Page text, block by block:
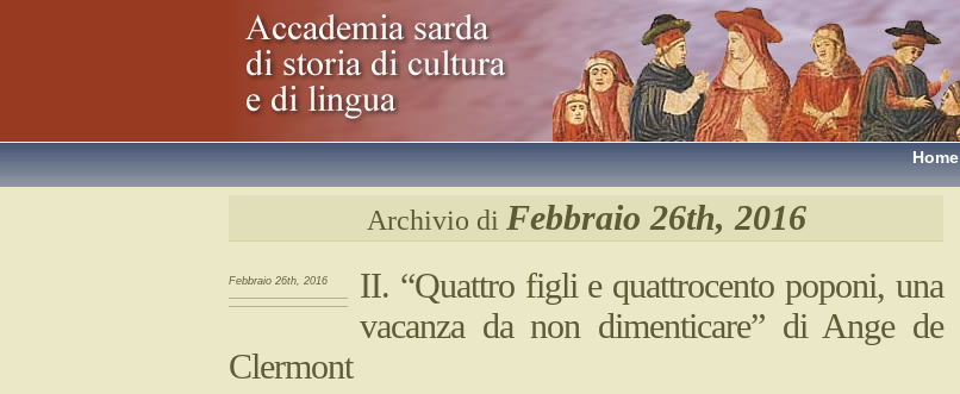
Home
Archivio di Febbraio 26th, 2016
Febbraio 26th, 2016
II. “Quattro figli e quattrocento poponi, una
vacanza da non dimenticare” di Ange de
Clermont